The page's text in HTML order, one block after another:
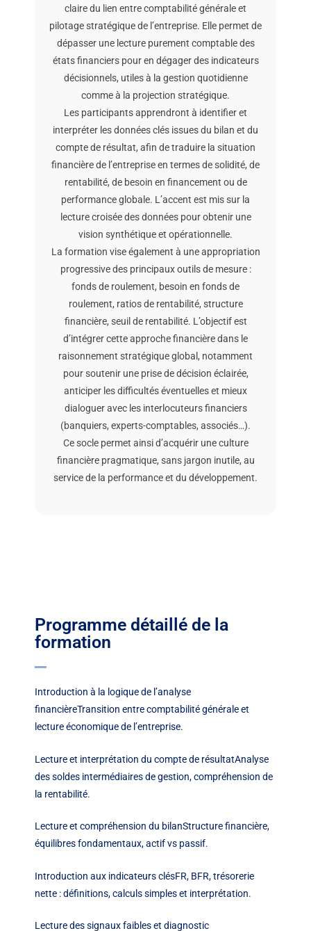
claire du lien entre comptabilité générale et
pilotage stratégique de l’entreprise. Elle permet de
dépasser une lecture purement comptable des
états financiers pour en dégager des indicateurs
décisionnels, utiles à la gestion quotidienne
comme à la projection stratégique.
Les participants apprendront à identifier et
interpréter les données clés issues du bilan et du
compte de résultat, afin de traduire la situation
financière de l’entreprise en termes de solidité, de
rentabilité, de besoin en financement ou de
performance globale. L’accent est mis sur la
lecture croisée des données pour obtenir une
vision synthétique et opérationnelle.
La formation vise également à une appropriation
progressive des principaux outils de mesure :
fonds de roulement, besoin en fonds de
roulement, ratios de rentabilité, structure
financière, seuil de rentabilité. L’objectif est
d’intégrer cette approche financière dans le
raisonnement stratégique global, notamment
pour soutenir une prise de décision éclairée,
anticiper les difficultés éventuelles et mieux
dialoguer avec les interlocuteurs financiers
(banquiers, experts-comptables, associés…).
Ce socle permet ainsi d’acquérir une culture
financière pragmatique, sans jargon inutile, au
service de la performance et du développement.
Programme détaillé de la
formation
Introduction à la logique de l’analyse
financièreTransition entre comptabilité générale et
lecture économique de l’entreprise.
Lecture et interprétation du compte de résultatAnalyse
des soldes intermédiaires de gestion, compréhension de
la rentabilité.
Lecture et compréhension du bilanStructure financière,
équilibres fondamentaux, actif vs passif.
Introduction aux indicateurs clésFR, BFR, trésorerie
nette : définitions, calculs simples et interprétation.
Lecture des signaux faibles et diagnostic